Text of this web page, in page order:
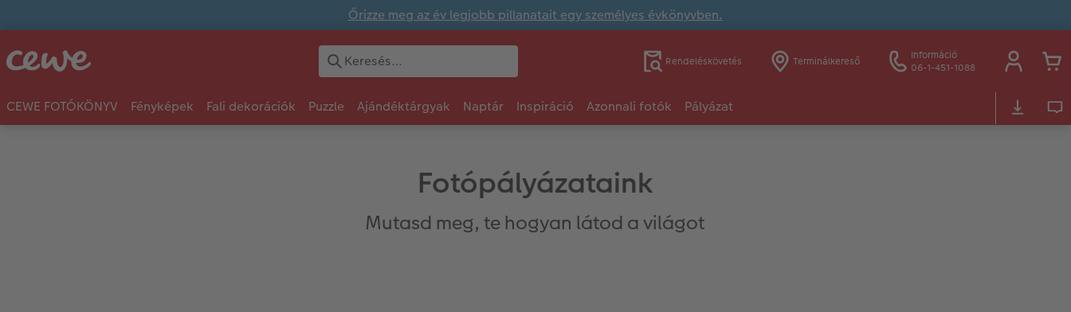
Őrizze meg az év legjobb pillanatait egy személyes évkönyvben.
Rendeléskövetés Terminálkereső
Információ
06-1-451-1088
CEWE FOTÓKÖNYV Fényképek Fali dekorációk Puzzle Ajándéktárgyak Naptár Inspiráció Azonnali fotók Pályázat
Fotópályázataink
Mutasd meg, te hogyan látod a világot